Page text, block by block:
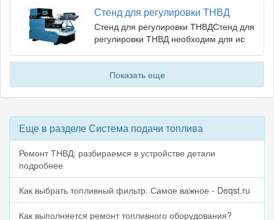
Стенд для регулировки ТНВД
Стенд для регулировки ТНВДСтенд для
регулировки ТНВД необходим для ис
Показать еще
Еще в разделе Система подачи топлива
Ремонт ТНВД: разбираемся в устройстве детали
подробнее
Как выбрать топливный фильтр. Самое важное - Deqst.ru
Как выполняется ремонт топливного оборудования?